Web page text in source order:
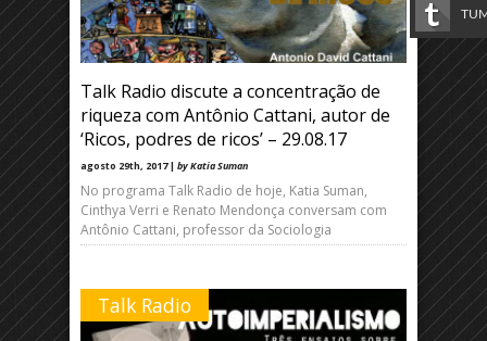
Talk Radio discute a concentração de
riqueza com Antônio Cattani, autor de
‘Ricos, podres de ricos’ – 29.08.17
agosto 29th, 2017 | by Katia Suman
No programa Talk Radio de hoje, Katia Suman,
Cinthya Verri e Renato Mendonça conversam com
Antônio Cattani, professor da Sociologia
Talk Radio